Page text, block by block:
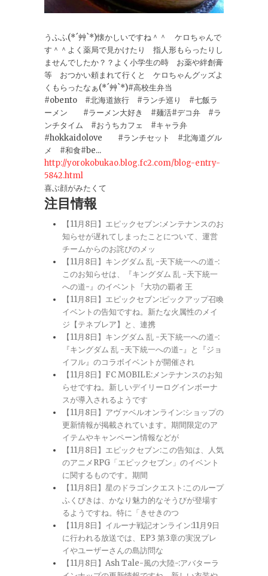
うふふ(*´艸`*)懐かしいですね＾＾ ケロちゃんで
す＾＾よく薬局で見かけたり 指人形もらったりし
ませんでしたか？？よく小学生の時 お薬や絆創膏
等 おつかい頼まれて行くと ケロちゃんグッズよ
くもらったなぁ(*´艸`*)#高校生弁当
#obento #北海道旅行 #ランチ巡り #七飯ラ
ーメン #ラーメン大好き #麺活#デコ弁 #ラ
ンチタイム #おうちカフェ #キャラ弁
#hokkaidolove #ランチセット #北海道グル
メ #和食#be...
http://yorokobukao.blog.fc2.com/blog-entry-
5842.html
喜ぶ顔がみたくて
注目情報
【11月8日】エピックセブン:メンテナンスのお
知らせが遅れてしまったことについて、運営
チームからのお詫びのメッ
【11月8日】キングダム 乱 -天下統一への道-:
このお知らせは、『キングダム 乱 -天下統一
への道-』のイベント『大功の覇者 王
【11月8日】エピックセブン:ピックアップ召喚
イベントの告知ですね。新たな火属性のメイ
ジ【テネブレア】と、連携
【11月8日】キングダム 乱 -天下統一への道-:
『キングダム 乱 -天下統一への道-』と『ジョ
イフル』のコラボイベントが開催され
【11月8日】FC MOBILE:メンテナンスのお知
らせですね。新しいデイリーログインボーナ
スが導入されるようです
【11月8日】アヴァベルオンライン:ショップの
更新情報が掲載されています。期間限定のア
イテムやキャンペーン情報などが
【11月8日】エピックセブン:この告知は、人気
のアニメRPG「エピックセブン」のイベント
に関するものです。期間
【11月8日】星のドラゴンクエスト:このループ
ふくびきは、かなり魅力的なそうびが登場す
るようですね。特に「きせきのつ
【11月8日】イルーナ戦記オンライン:11月9日
に行われる放送では、EP3 第3章の実況プレ
イやユーザーさんの島訪問な
【11月8日】Ash Tale-風の大陸-:アバターラ